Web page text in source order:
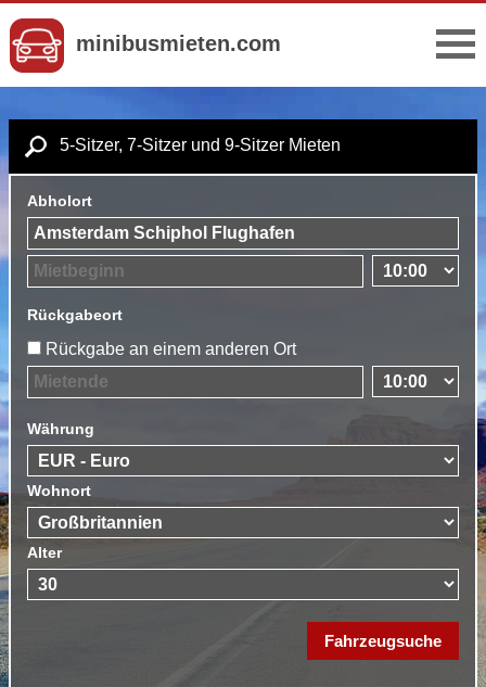
minibusmieten.com
5-Sitzer, 7-Sitzer und 9-Sitzer Mieten
Abholort
Rückgabeort
Rückgabe an einem anderen Ort
Währung
Wohnort
Alter